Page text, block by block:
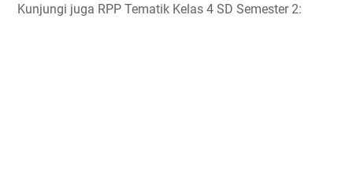
Kunjungi juga RPP Tematik Kelas 4 SD Semester 2: